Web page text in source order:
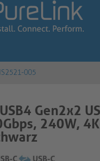
IS2521-005
Gen2x2
240W,